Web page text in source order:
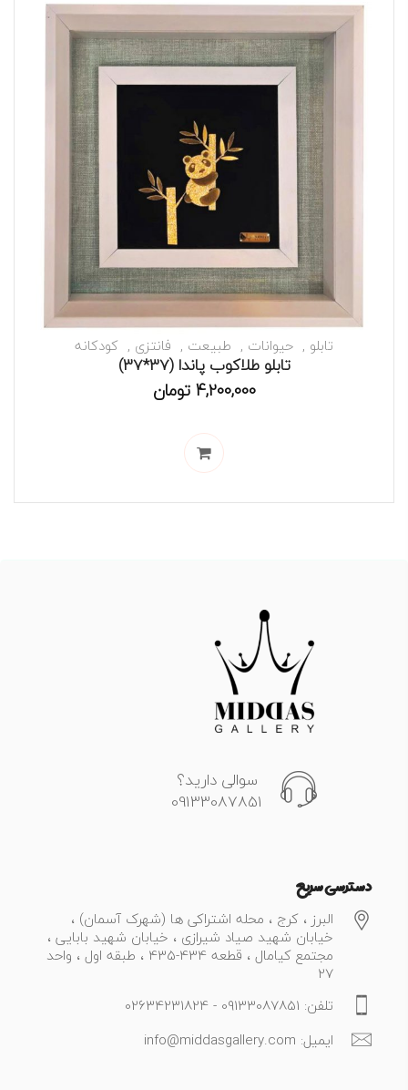
تابلو حیوانات طبیعت فانتزی کودکانه
تابلو طلاکوب پاندا (37*37)
4,200,000 تومان
سوالی دارید؟
09133087851
دسترسی سریع
البرز ، کرج ، محله اشتراکی ها (شهرک آسمان) ،
خیابان شهید صیاد شیرازی ، خیابان شهید بابایی ،
مجتمع کیامال ، قطعه 434-435 ، طبقه اول ، واحد
27
تلفن: 09133087851 - 02634231824
ایمیل: info@middasgallery.com